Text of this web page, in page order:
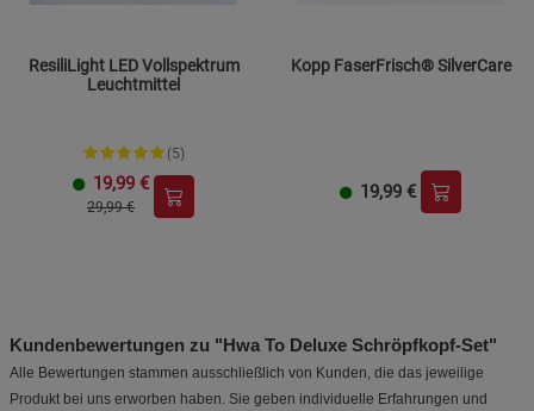
ResiliLight LED Vollspektrum
Leuchtmittel
(5)
19,99 €
29,99 €
Kopp FaserFrisch® SilverCare
19,99 €
Kundenbewertungen zu "Hwa To Deluxe Schröpfkopf-Set"
Alle Bewertungen stammen ausschließlich von Kunden, die das jeweilige
Produkt bei uns erworben haben. Sie geben individuelle Erfahrungen und